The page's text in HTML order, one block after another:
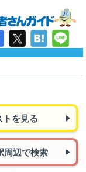
トを見る
周辺で検索